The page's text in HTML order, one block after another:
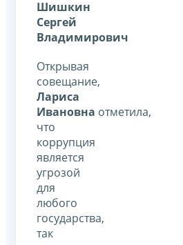
Шишкин
Сергей
Владимирович
Открывая
совещание,
Лариса
Ивановна отметила,
что
коррупция
является
угрозой
для
любого
государства,
так